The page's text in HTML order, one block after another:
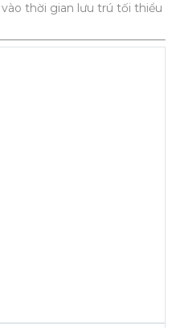
thời gian lưu trú tối thiểu